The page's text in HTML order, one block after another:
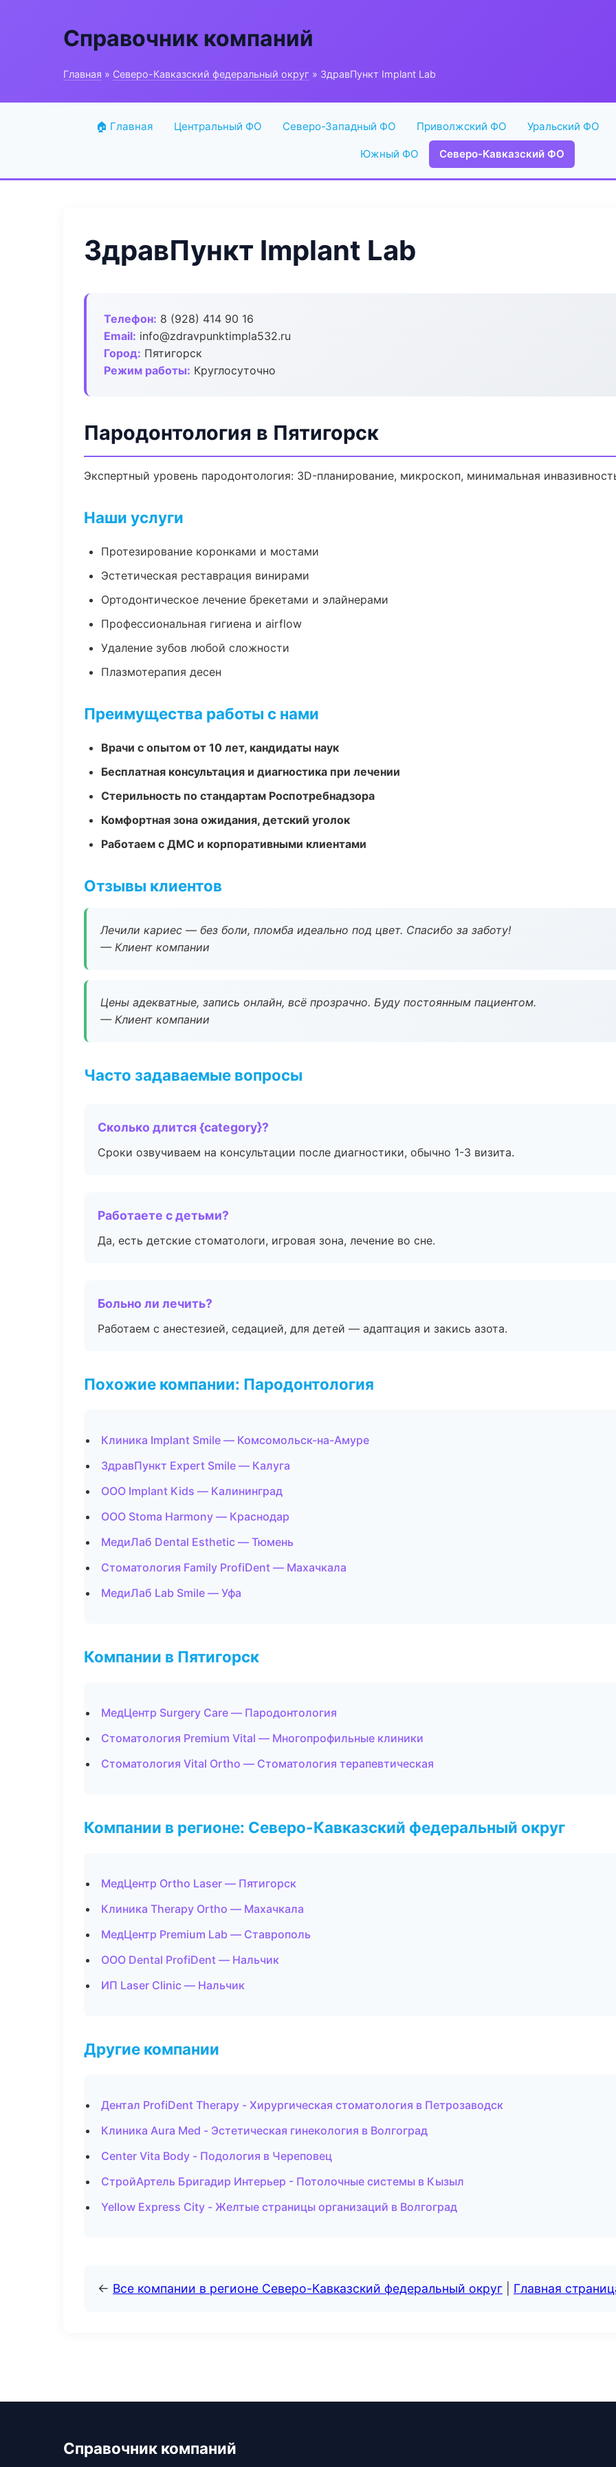
Справочник компаний
Главная » Северо-Кавказский федеральный округ » ЗдравПункт Implant Lab
🏠 Главная Центральный ФО Северо-Западный ФО Приволжский ФО Уральский ФО
Южный ФО Северо-Кавказский ФО
ЗдравПункт Implant Lab
Телефон: 8 (928) 414 90 16
Email: info@zdravpunktimpla532.ru
Город: Пятигорск
Режим работы: Круглосуточно
Пародонтология в Пятигорск
Экспертный уровень пародонтология: 3D-планирование, микроскоп, минимальная
Наши услуги
Протезирование коронками и мостами
Эстетическая реставрация винирами
Ортодонтическое лечение брекетами и элайнерами
Профессиональная гигиена и airflow
Удаление зубов любой сложности
Плазмотерапия десен
Преимущества работы с нами
Врачи с опытом от 10 лет, кандидаты наук
Бесплатная консультация и диагностика при лечении
Стерильность по стандартам Роспотребнадзора
Комфортная зона ожидания, детский уголок
Работаем с ДМС и корпоративными клиентами
Отзывы клиентов
Лечили кариес — без боли, пломба идеально под цвет. Спасибо за заботу!
— Клиент компании
Цены адекватные, запись онлайн, всё прозрачно. Буду постоянным пациентом.
— Клиент компании
Часто задаваемые вопросы
Сколько длится {category}?
Сроки озвучиваем на консультации после диагностики, обычно 1-3 визита.
Работаете с детьми?
Да, есть детские стоматологи, игровая зона, лечение во сне.
Больно ли лечить?
Работаем с анестезией, седацией, для детей — адаптация и закись азота.
Похожие компании: Пародонтология
Клиника Implant Smile — Комсомольск-на-Амуре
ЗдравПункт Expert Smile — Калуга
ООО Implant Kids — Калининград
ООО Stoma Harmony — Краснодар
МедиЛаб Dental Esthetic — Тюмень
Стоматология Family ProfiDent — Махачкала
МедиЛаб Lab Smile — Уфа
Компании в Пятигорск
МедЦентр Surgery Care — Пародонтология
Стоматология Premium Vital — Многопрофильные клиники
Стоматология Vital Ortho — Стоматология терапевтическая
Компании в регионе: Северо-Кавказский федеральный округ
МедЦентр Ortho Laser — Пятигорск
Клиника Therapy Ortho — Махачкала
МедЦентр Premium Lab — Ставрополь
ООО Dental ProfiDent — Нальчик
ИП Laser Clinic — Нальчик
Другие компании
Дентал ProfiDent Therapy - Хирургическая стоматология в Петрозаводск
Клиника Aura Med - Эстетическая гинекология в Волгоград
Center Vita Body - Подология в Череповец
СтройАртель Бригадир Интерьер - Потолочные системы в Кызыл
Yellow Express City - Желтые страницы организаций в Волгоград
← Все компании в регионе Северо-Кавказский федеральный округ Главная
Справочник компаний